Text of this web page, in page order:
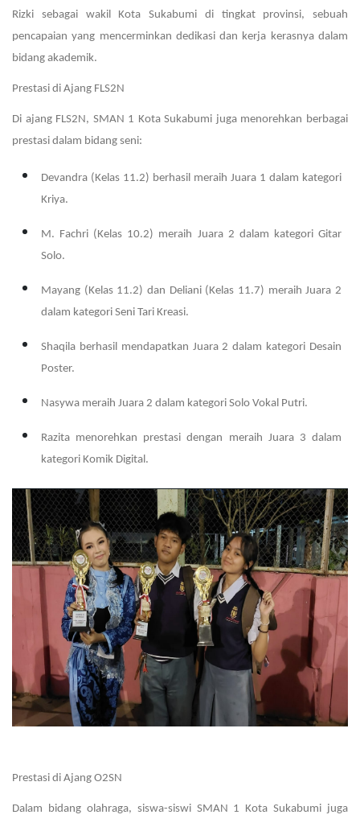
Rizki sebagai wakil Kota Sukabumi di tingkat provinsi, sebuah
pencapaian yang mencerminkan dedikasi dan kerja kerasnya dalam
bidang akademik.
Prestasi di Ajang FLS2N
Di ajang FLS2N, SMAN 1 Kota Sukabumi juga menorehkan berbagai
prestasi dalam bidang seni:
Devandra (Kelas 11.2) berhasil meraih Juara 1 dalam kategori
Kriya.
M. Fachri (Kelas 10.2) meraih Juara 2 dalam kategori Gitar
Solo.
Mayang (Kelas 11.2) dan Deliani (Kelas 11.7) meraih Juara 2
dalam kategori Seni Tari Kreasi.
Shaqila berhasil mendapatkan Juara 2 dalam kategori Desain
Poster.
Nasywa meraih Juara 2 dalam kategori Solo Vokal Putri.
Razita menorehkan prestasi dengan meraih Juara 3 dalam
kategori Komik Digital.
Prestasi di Ajang O2SN
Dalam bidang olahraga, siswa-siswi SMAN 1 Kota Sukabumi juga